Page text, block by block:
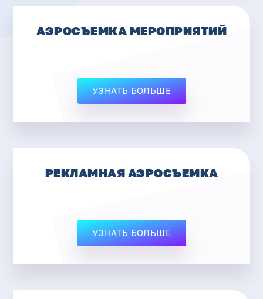
АЭРОСЪЕМКА МЕРОПРИЯТИЙ
УЗНАТЬ БОЛЬШЕ
РЕКЛАМНАЯ АЭРОСЪЕМКА
УЗНАТЬ БОЛЬШЕ